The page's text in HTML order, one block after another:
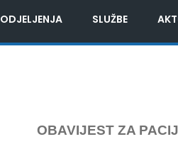
ODJELJENJA SLUŽBE
OBAVIJEST ZA